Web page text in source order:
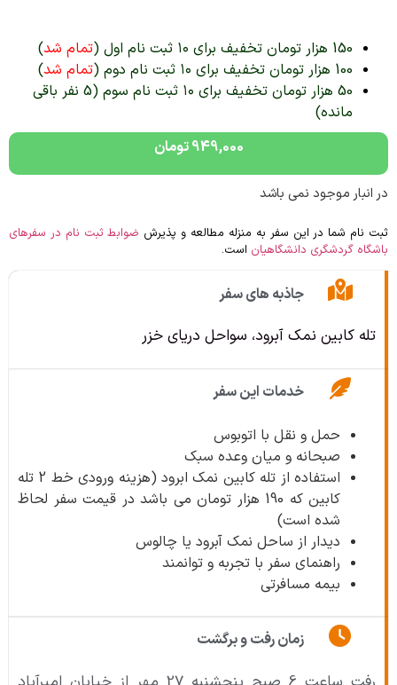
150 هزار تومان تخفیف برای ۱۰ ثبت نام اول ( تمام شد)
100 هزار تومان تخفیف برای ۱۰ ثبت نام دوم (
تمام شد)
50 هزار تومان تخفیف برای ۱۰ ثبت نام سوم (5 نفر باقی
مانده)
949,000تومان
در انبار موجود نمی باشد
ثبت نام شما در این سفر به منزله مطالعه و پذیرش ضوابط ثبت نام در سفرهای
باشگاه گردشگری دانشگاهیان است.
جاذبه های سفر
تله کابین نمک آبرود، سواحل دریای خزر
خدمات این سفر
حمل و نقل با اتوبوس
صبحانه و میان وعده سبک
استفاده از تله کابین نمک ابرود (هزینه ورودی خط 2 تله
کابین که 190 هزار تومان می باشد در قیمت سفر لحاظ
شده است)
دیدار از ساحل نمک آبرود یا چالوس
راهنمای سفر با تجربه و توانمند
بیمه مسافرتی
زمان رفت و برگشت